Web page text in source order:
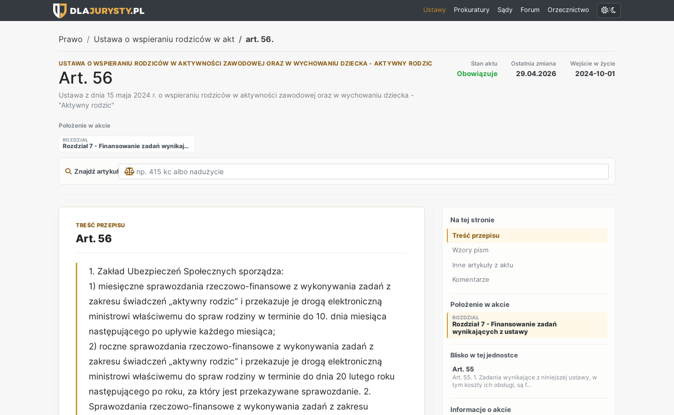
Ustawy Prokuratury Sądy Forum Orzecznictwo /
Prawo Ustawa o wspieraniu rodziców w akt art. 56.
USTAWA O WSPIERANIU RODZICÓW W AKTYWNOŚCI ZAWODOWEJ ORAZ W WYCHOWANIU DZIECKA - AKTYWNY RODZIC
Art. 56
Ustawa z dnia 15 maja 2024 r. o wspieraniu rodziców w aktywności zawodowej oraz w wychowaniu dziecka -
"Aktywny rodzic"
Stan aktu
Obowiązuje
Ostatnia zmiana
29.04.2026
Wejście w życie
2024-10-01
Położenie w akcie
ROZDZIAŁ
Rozdział 7 - Finansowanie zadań wynikających z ustawy
Znajdź artykuł
TREŚĆ PRZEPISU
Art. 56
1. Zakład Ubezpieczeń Społecznych sporządza:
1) miesięczne sprawozdania rzeczowo-finansowe z wykonywania zadań z
zakresu świadczeń „aktywny rodzic” i przekazuje je drogą elektroniczną
ministrowi właściwemu do spraw rodziny w terminie do 10. dnia miesiąca
następującego po upływie każdego miesiąca;
2) roczne sprawozdania rzeczowo-finansowe z wykonywania zadań z
zakresu świadczeń „aktywny rodzic” i przekazuje je drogą elektroniczną
ministrowi właściwemu do spraw rodziny w terminie do dnia 20 lutego roku
następującego po roku, za który jest przekazywane sprawozdanie. 2.
Sprawozdania rzeczowo-finansowe z wykonywania zadań z zakresu
Na tej stronie
Treść przepisu
Wzory pism
Inne artykuły z aktu
Komentarze
Położenie w akcie
ROZDZIAŁ
Rozdział 7 - Finansowanie zadań
wynikających z ustawy
Blisko w tej jednostce
Art. 55
Art. 55. 1. Zadania wynikające z niniejszej ustawy, w
tym koszty ich obsługi, są f...
Informacje o akcie